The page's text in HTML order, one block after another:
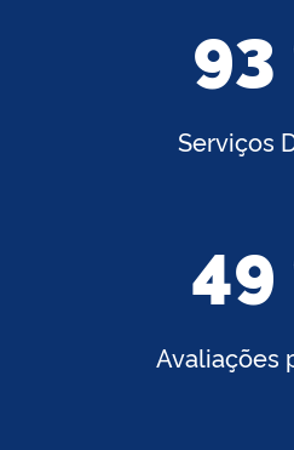
93
Serviços
49
Avaliações